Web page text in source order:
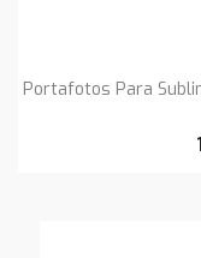
Portafotos Para